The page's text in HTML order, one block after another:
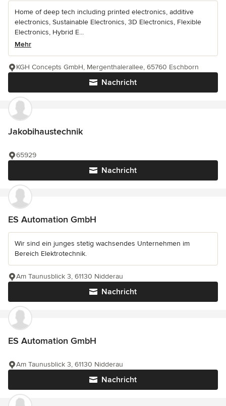
Home of deep tech including printed electronics, additive
electronics, Sustainable Electronics, 3D Electronics, Flexible
Electronics, Hybrid E...
Mehr
Nachricht
KGH Concepts GmbH, Mergenthalerallee, 65760 Eschborn
Jakobihaustechnik
Nachricht
65929
ES Automation GmbH
Wir sind ein junges stetig wachsendes Unternehmen im
Bereich Elektrotechnik.
Nachricht
Am Taunusblick 3, 61130 Nidderau
ES Automation GmbH
Nachricht
Am Taunusblick 3, 61130 Nidderau